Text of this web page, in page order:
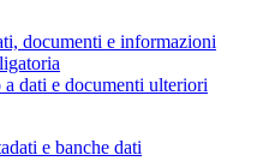
documenti e informazioni
dati e documenti ulteriori
e banche dati